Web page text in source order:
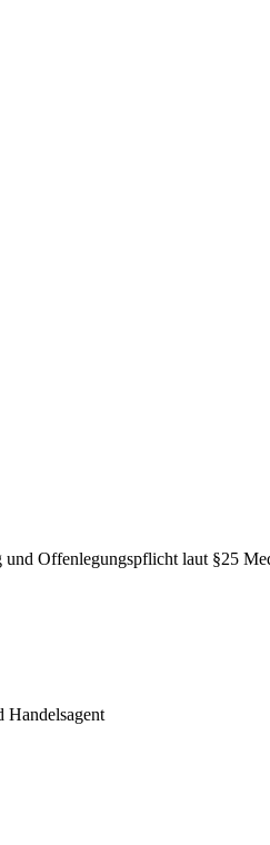
Offenlegungspflicht laut §25
Handelsagent